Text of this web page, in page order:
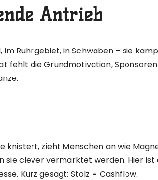
Antrieb
Ruhrgebiet, in Schwaben – sie
die Grundmotivation, Sponsoren
knistert, zieht Menschen an wie
sie clever vermarktet werden. Hier
Kurz gesagt: Stolz = Cashflow.